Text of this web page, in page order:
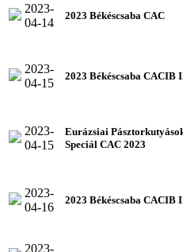
2023-
04-14
2023 Békéscsaba CAC
2023-
04-15
2023 Békéscsaba CACIB
2023-
04-15
Eurázsiai
Speciál CAC 2023
2023-
04-16
2023 Békéscsaba CACIB
2023-